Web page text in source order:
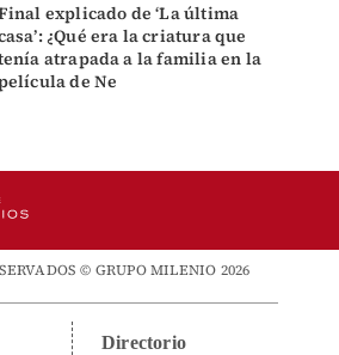
explicado de ‘La última
¿Qué era la criatura que
atrapada a la familia en la
de Ne
© GRUPO MILENIO 2026
Directorio